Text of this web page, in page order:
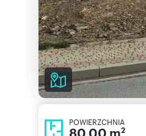
POWIERZCHNIA
80,00 m2